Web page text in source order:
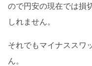
ので円安の現在では損
しれません。
それでもマイナススワ
ん。